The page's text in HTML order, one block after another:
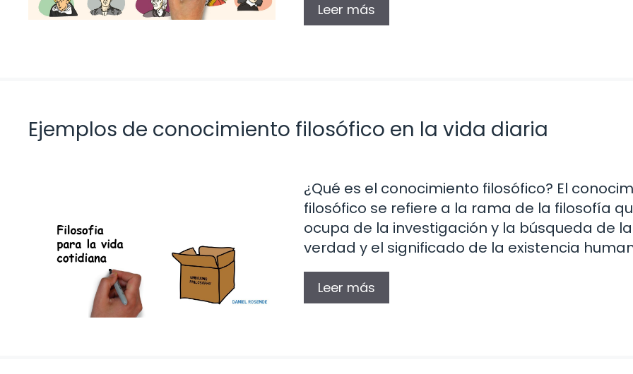
Leer más
Ejemplos de conocimiento filosófico en la vida diaria
¿Qué es el conocimiento filosófico? El
filosófico se refiere a la rama de la filosofía
ocupa de la investigación y la búsqueda de la
verdad y el significado de la existencia
Leer más